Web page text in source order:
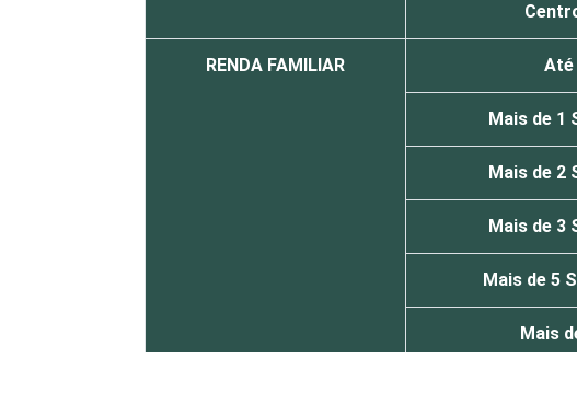
RENDA FAMILIAR Até
Mais de 1
Mais de 2
Mais de 3
Mais de 5
Mais